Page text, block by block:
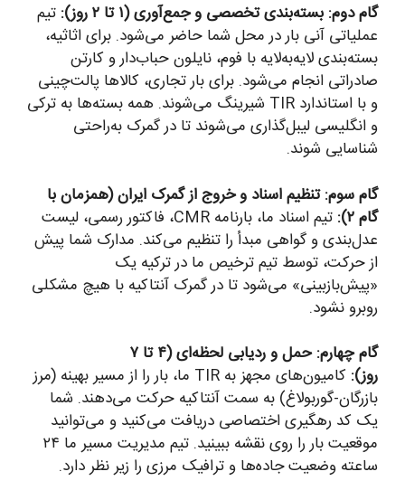
گام دوم: بسته‌بندی تخصصی و جمع‌آوری (۱ تا ۲ روز):
تیم
عملیاتی آنی بار در محل شما حاضر می‌شود. برای اثاثیه،
بسته‌بندی لایه‌به‌لایه با فوم، نایلون حباب‌دار و کارتن
صادراتی انجام می‌شود. برای بار تجاری، کالاها پالت‌چینی
و با استاندارد TIR شیرینگ می‌شوند. همه بسته‌ها به ترکی
و انگلیسی لیبل‌گذاری می‌شوند تا در گمرک به‌راحتی
شناسایی شوند.
گام سوم: تنظیم اسناد و خروج از گمرک ایران (همزمان با
گام ۲):
تیم اسناد ما، بارنامه CMR، فاکتور رسمی، لیست
عدل‌بندی و گواهی مبدأ را تنظیم می‌کند. مدارک شما پیش
از حرکت، توسط تیم ترخیص ما در ترکیه یک
«پیش‌بازبینی» می‌شود تا در گمرک آنتاکیه با هیچ مشکلی
روبرو نشود.
گام چهارم: حمل و ردیابی لحظه‌ای (۴ تا ۷
روز):
کامیون‌های مجهز به TIR ما، بار را از مسیر بهینه (مرز
بازرگان-گوربولاغ) به سمت آنتاکیه حرکت می‌دهند. شما
یک کد رهگیری اختصاصی دریافت می‌کنید و می‌توانید
موقعیت بار را روی نقشه ببینید. تیم مدیریت مسیر ما ۲۴
ساعته وضعیت جاده‌ها و ترافیک مرزی را زیر نظر دارد.